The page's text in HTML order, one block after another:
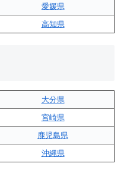
愛媛県
高知県
大分県
宮崎県
鹿児島県
沖縄県